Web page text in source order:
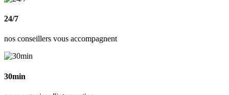
24/7
nos conseillers vous accompagnent
30min